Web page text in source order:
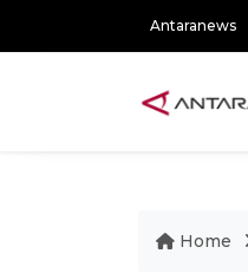
Antaranews
Home